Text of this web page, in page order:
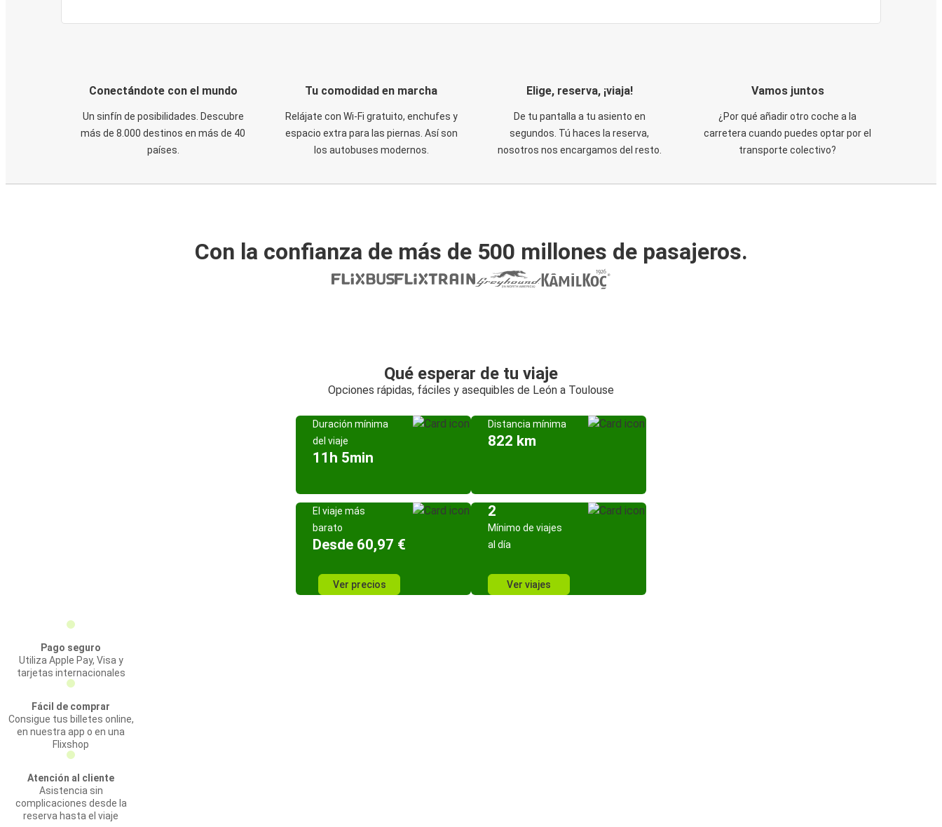
Conectándote con el mundo
Un sinfín de posibilidades. Descubre
más de 8.000 destinos en más de 40
países.
Tu comodidad en marcha
Relájate con Wi-Fi gratuito, enchufes y
espacio extra para las piernas. Así son
los autobuses modernos.
Elige, reserva, ¡viaja!
De tu pantalla a tu asiento en
segundos. Tú haces la reserva,
nosotros nos encargamos del resto.
Vamos juntos
¿Por qué añadir otro coche a la
carretera cuando puedes optar por el
transporte colectivo?
Con la confianza de más de 500 millones de pasajeros.
Qué esperar de tu viaje
Opciones rápidas, fáciles y asequibles de León a Toulouse
Duración mínima
del viaje
11h 5min
Distancia mínima
822 km
El viaje más
barato
Desde 60,97 €
Ver precios
2
Mínimo de viajes
al día
Ver viajes
Pago seguro
Utiliza Apple Pay, Visa y
tarjetas internacionales
Fácil de comprar
Consigue tus billetes online,
en nuestra app o en una
Flixshop
Atención al cliente
Asistencia sin
complicaciones desde la
reserva hasta el viaje